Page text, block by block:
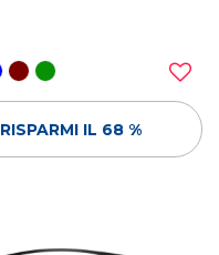
RISPARMI IL 68 %